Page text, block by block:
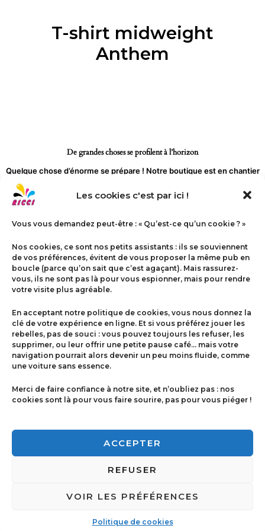
Les cookies c'est par ici !
Vous vous demandez peut-être : « Qu’est-ce qu’un cookie ? »
Nos cookies, ce sont nos petits assistants : ils se souviennent
de vos préférences, évitent de vous proposer la même pub en
boucle (parce qu’on sait que c’est agaçant). Mais rassurez-
vous, ils ne sont pas là pour vous espionner, mais pour rendre
votre visite plus agréable.
En acceptant notre politique de cookies, vous nous donnez la
clé de votre expérience en ligne. Et si vous préférez jouer les
rebelles, pas de souci : vous pouvez toujours les refuser, les
supprimer, ou leur offrir une petite pause café… mais votre
navigation pourrait alors devenir un peu moins fluide, comme
une voiture sans essence.
Merci de faire confiance à notre site, et n’oubliez pas : nos
cookies sont là pour vous faire sourire, pas pour vous piéger !
ACCEPTER
REFUSER
VOIR LES PRÉFÉRENCES
Politique de cookies
T-shirt midweight
Anthem
De grandes choses se profilent à l’horizon
Quelque chose d’énorme se prépare ! Notre boutique est en chantier
Contact
Politique de cookies
Copyright © 2026 Imprimerie Ricci | Powered by